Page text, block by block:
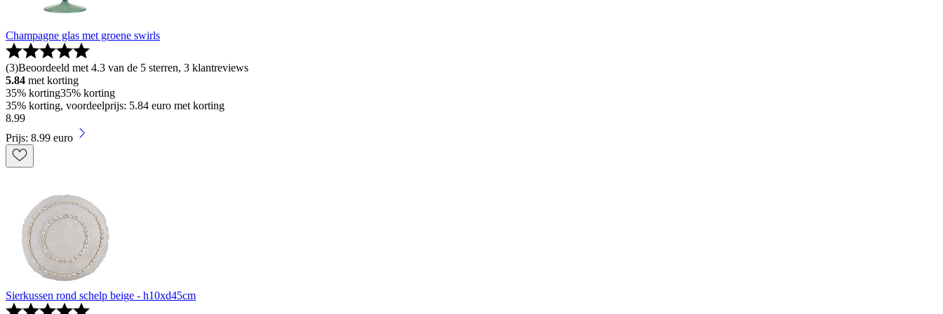
Champagne glas met groene swirls
(3)Beoordeeld met 4.3 van de 5 sterren, 3 klantreviews
5.84 met korting
35% korting35% korting
35% korting, voordeelprijs: 5.84 euro met korting
8.99
Prijs: 8.99 euro
Sierkussen rond schelp beige - h10xd45cm